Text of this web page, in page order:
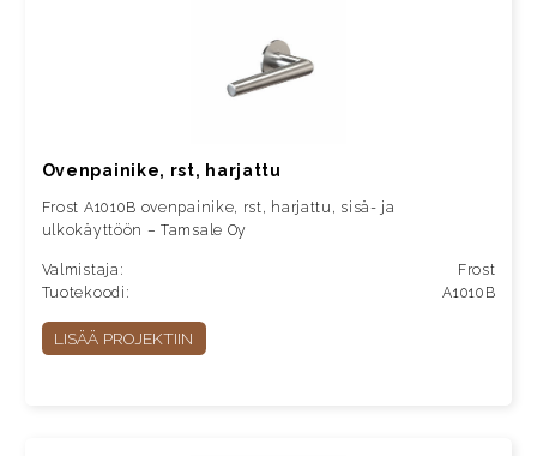
Ovenpainike, rst, harjattu
Frost A1010B ovenpainike, rst, harjattu, sisä- ja
ulkokäyttöön – Tamsale Oy
Valmistaja:
Frost
Tuotekoodi:
A1010B
LISÄÄ PROJEKTIIN